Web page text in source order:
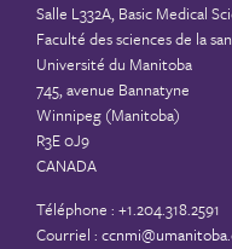
Salle L332A, Basic Medical
Faculté des sciences de la
Université du Manitoba
745, avenue Bannatyne
Winnipeg (Manitoba)
R3E 0J9
CANADA
Téléphone : +1.204.318.2591
Courriel :